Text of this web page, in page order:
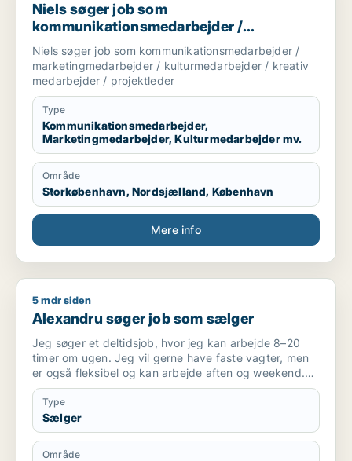
Niels søger job som
kommunikationsmedarbejder /
marketingmedarbejder /
kulturmedarbejder / kreativ medarbejder /
projektleder
Niels søger job som kommunikationsmedarbejder /
marketingmedarbejder / kulturmedarbejder / kreativ
medarbejder / projektleder
Type
Kommunikationsmedarbejder,
Marketingmedarbejder, Kulturmedarbejder mv.
Område
Storkøbenhavn, Nordsjælland, København
Mere info
Alexandru søger job som sælger
5 mdr siden
Alexandru søger job som sælger
Jeg søger et deltidsjob, hvor jeg kan arbejde 8–20
timer om ugen. Jeg vil gerne have faste vagter, men
er også fleksibel og kan arbejde aften og weekend.
Jeg ønsker at være en del af et godt team og udvikle
mig inden for kundeservice.”
Type
Sælger
Område